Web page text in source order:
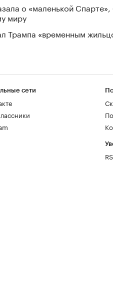
о «маленькой
миру
Трампа «временным
сети